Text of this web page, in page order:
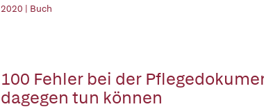
2020 | Buch
100 Fehler bei der
dagegen tun können